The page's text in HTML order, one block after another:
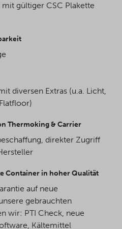
gültiger CSC Plakette
diversen Extras (u.a. Licht,
Thermoking & Carrier
direkter Zugriff
Container in hoher Qualität
auf neue
gebrauchten
wir: PTI Check, neue
Kältemittel